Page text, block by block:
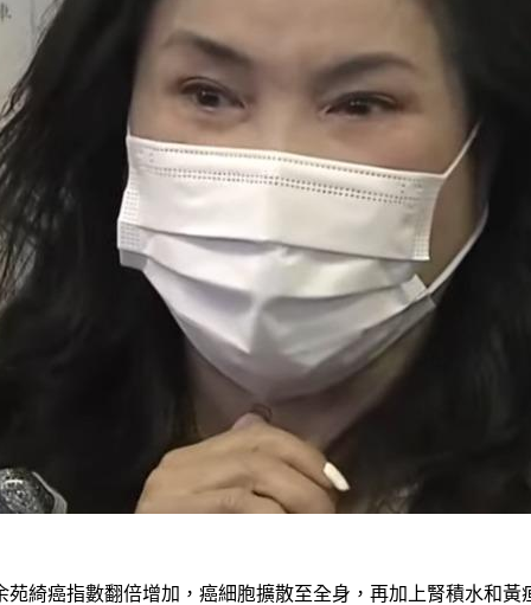
綺癌指數翻倍增加，癌細胞擴散至全身，再加上腎積水和